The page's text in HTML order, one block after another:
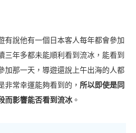
有說他有一個日本客人每年都會參加
三年多都未能順利看到流冰，能看到
加那一天，導遊還說上午出海的人都
非常幸運能夠看到的， 所以即使是同
而影響能否看到流冰。